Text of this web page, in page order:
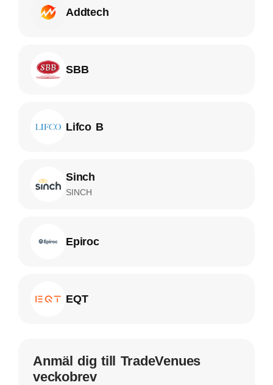
Addtech
SBB
Lifco B
Sinch
SINCH
Epiroc
EQT
Anmäl dig till TradeVenues
veckobrev